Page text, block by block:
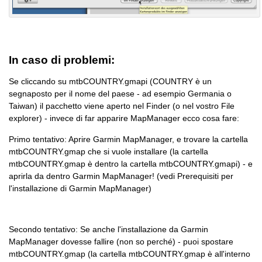
In caso di problemi:
Se cliccando su mtbCOUNTRY.gmapi (COUNTRY è un
segnaposto per il nome del paese - ad esempio Germania o
Taiwan) il pacchetto viene aperto nel Finder (o nel vostro File
explorer) - invece di far apparire MapManager ecco cosa fare:
Primo tentativo: Aprire Garmin MapManager, e trovare la cartella
mtbCOUNTRY.gmap che si vuole installare (la cartella
mtbCOUNTRY.gmap è dentro la cartella mtbCOUNTRY.gmapi) - e
aprirla da dentro Garmin MapManager! (vedi Prerequisiti per
l'installazione di Garmin MapManager)
Secondo tentativo: Se anche l'installazione da Garmin
MapManager dovesse fallire (non so perché) - puoi spostare
mtbCOUNTRY.gmap (la cartella mtbCOUNTRY.gmap è all'interno